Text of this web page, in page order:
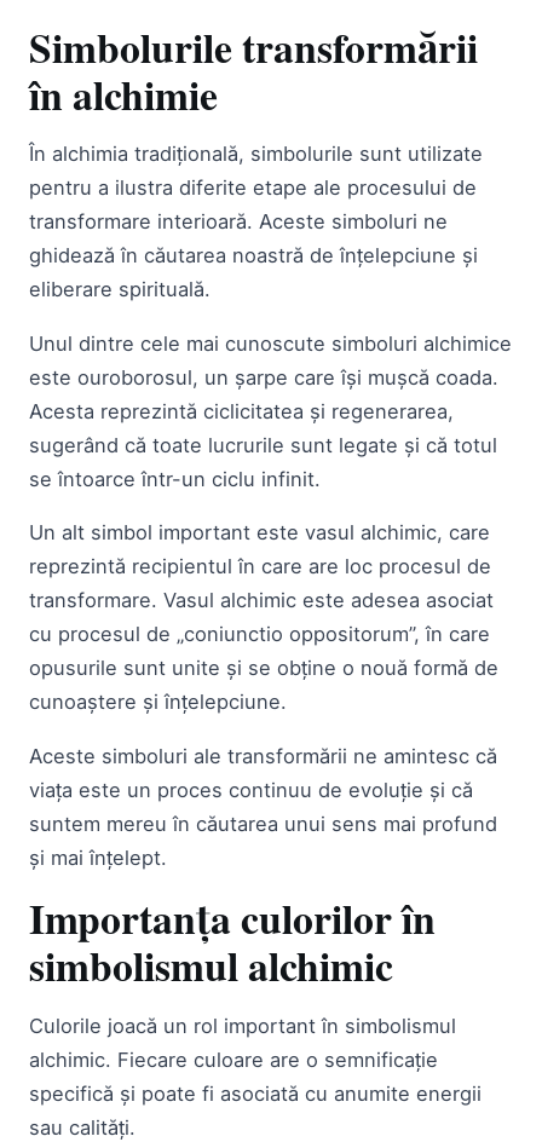
Simbolurile transformării
în alchimie
În alchimia tradițională, simbolurile sunt utilizate
pentru a ilustra diferite etape ale procesului de
transformare interioară. Aceste simboluri ne
ghidează în căutarea noastră de înțelepciune și
eliberare spirituală.
Unul dintre cele mai cunoscute simboluri alchimice
este ouroborosul, un șarpe care își mușcă coada.
Acesta reprezintă ciclicitatea și regenerarea,
sugerând că toate lucrurile sunt legate și că totul
se întoarce într-un ciclu infinit.
Un alt simbol important este vasul alchimic, care
reprezintă recipientul în care are loc procesul de
transformare. Vasul alchimic este adesea asociat
cu procesul de „coniunctio oppositorum”, în care
opusurile sunt unite și se obține o nouă formă de
cunoaștere și înțelepciune.
Aceste simboluri ale transformării ne amintesc că
viața este un proces continuu de evoluție și că
suntem mereu în căutarea unui sens mai profund
și mai înțelept.
Importanța culorilor în
simbolismul alchimic
Culorile joacă un rol important în simbolismul
alchimic. Fiecare culoare are o semnificație
specifică și poate fi asociată cu anumite energii
sau calități.